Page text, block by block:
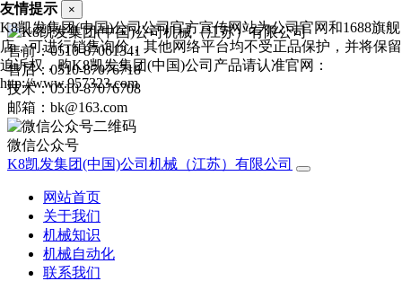
售前：0510-87061341
售后：0510-87076718
技术：0510-87076708
邮箱：bk@163.com
微信公众号
K8凯发集团(中国)公司机械（江苏）有限公司
网站首页
关于我们
机械知识
机械自动化
联系我们
友情提示 ×
K8凯发集团(中国)公司公司官方宣传网站为公司官网和1688旗舰
店，可进行销售询价，其他网络平台均不受正品保护，并将保留
追诉权，购K8凯发集团(中国)公司产品请认准官网：
http://www.957323.com